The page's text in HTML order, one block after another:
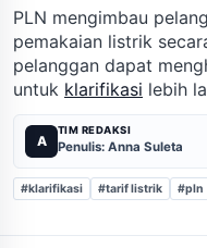
PLN mengimbau
pemakaian listrik
pelanggan dapat
untuk klarifikasi lebih
A
TIM REDAKSI
Penulis: Anna Suleta
#klarifikasi #tarif listrik #pln